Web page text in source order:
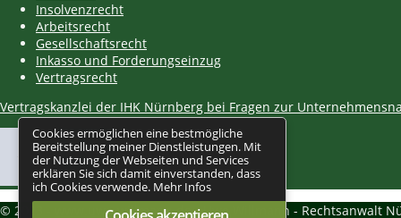
Insolvenzrecht
Arbeitsrecht
Gesellschaftsrecht
Inkasso und Forderungseinzug
Vertragsrecht
Vertragskanzlei der IHK Nürnberg bei Fragen zur
© 2023 - www.uwe-willmann.de- Uwe Willmann - Rechtsanwalt
Cookies ermöglichen eine bestmögliche
Bereitstellung meiner Dienstleistungen. Mit
der Nutzung der Webseiten und Services
erklären Sie sich damit einverstanden, dass
ich Cookies verwende. Mehr Infos